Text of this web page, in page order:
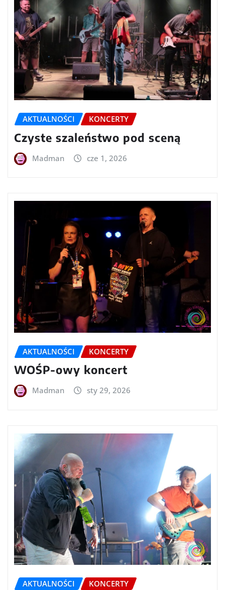
AKTUALNOŚCI KONCERTY
Czyste szaleństwo pod sceną
Madman cze 1, 2026
AKTUALNOŚCI KONCERTY
WOŚP-owy koncert
Madman sty 29, 2026
AKTUALNOŚCI KONCERTY